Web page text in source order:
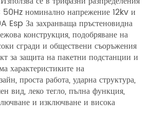
50Hz номинално напрежение 12kv и
Esp За захранваща пръстеновидна
конструкция, подобряване на
сгради и обществени съоръжения
за защита на пакетни подстанции и
характеристиките на
проста работа, ударна структура,
вид, леко тегло, пълна функция,
и изключване и висока